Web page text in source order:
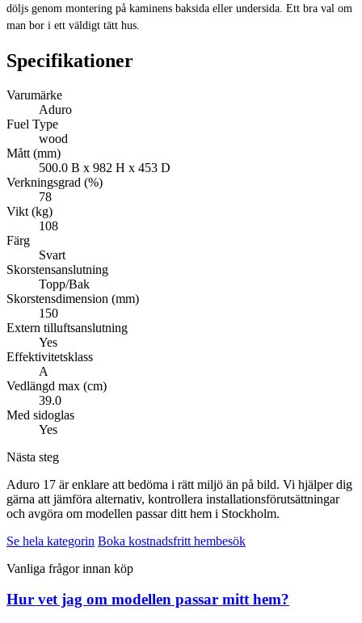
döljs genom montering på kaminens baksida eller undersida. Ett bra val om
man bor i ett väldigt tätt hus.
Specifikationer
Varumärke
Aduro
Fuel Type
wood
Mått (mm)
500.0 B x 982 H x 453 D
Verkningsgrad (%)
78
Vikt (kg)
108
Färg
Svart
Skorstensanslutning
Topp/Bak
Skorstensdimension (mm)
150
Extern tilluftsanslutning
Yes
Effektivitetsklass
A
Vedlängd max (cm)
39.0
Med sidoglas
Yes
Nästa steg
Aduro 17 är enklare att bedöma i rätt miljö än på bild. Vi hjälper dig
gärna att jämföra alternativ, kontrollera installationsförutsättningar
och avgöra om modellen passar ditt hem i Stockholm.
Se hela kategorin Boka kostnadsfritt hembesök
Vanliga frågor innan köp
Hur vet jag om modellen passar mitt hem?